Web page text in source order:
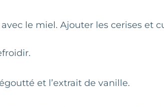
le miel. Ajouter les cerises et
et l’extrait de vanille.